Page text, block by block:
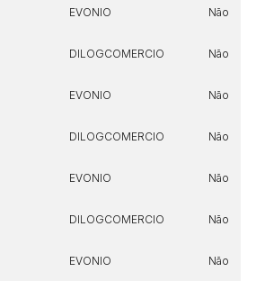
EVONIO Não
DILOGCOMERCIO Não
EVONIO Não
DILOGCOMERCIO Não
EVONIO Não
DILOGCOMERCIO Não
EVONIO Não